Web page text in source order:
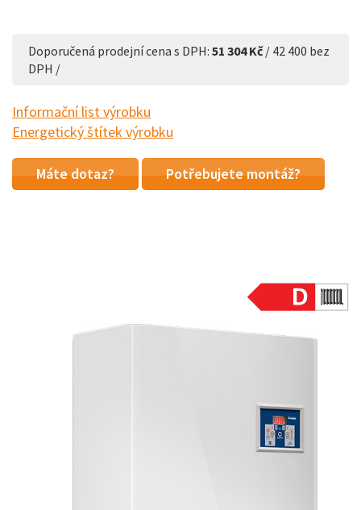
Doporučená prodejní cena s DPH: 51 304 Kč/ 42 400 bez
DPH /
Informační list výrobku
Energetický štítek výrobku
Máte dotaz? Potřebujete montáž?